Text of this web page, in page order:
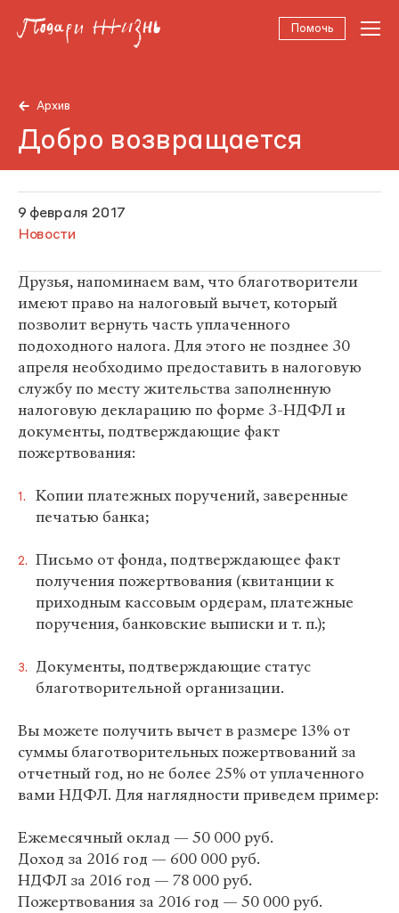
Помочь
Архив
Добро возвращается
9 февраля 2017
Новости
Друзья, напоминаем вам, что благотворители
имеют право на налоговый вычет, который
позволит вернуть часть уплаченного
подоходного налога. Для этого не позднее 30
апреля необходимо предоставить в налоговую
службу по месту жительства заполненную
налоговую декларацию по форме 3-НДФЛ и
документы, подтверждающие факт
пожертвования:
Копии платежных поручений, заверенные
печатью банка;
Письмо от фонда, подтверждающее факт
получения пожертвования (квитанции к
приходным кассовым ордерам, платежные
поручения, банковские выписки и т. п.);
Документы, подтверждающие статус
благотворительной организации.
Вы можете получить вычет в размере 13% от
суммы благотворительных пожертвований за
отчетный год, но не более 25% от уплаченного
вами НДФЛ. Для наглядности приведем пример:
Ежемесячный оклад — 50 000 руб.
Доход за 2016 год — 600 000 руб.
НДФЛ за 2016 год — 78 000 руб.
Пожертвования за 2016 год — 50 000 руб.